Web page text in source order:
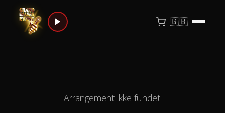
🇬🇧
Arrangement ikke fundet.